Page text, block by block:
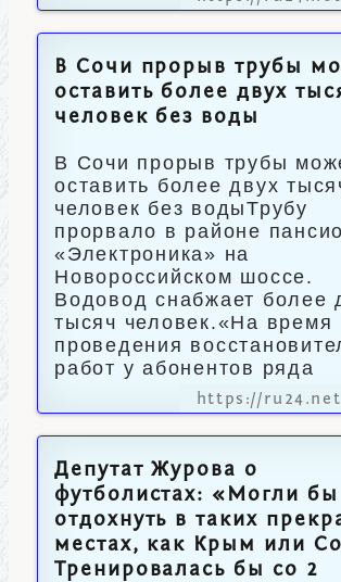
В Сочи прорыв трубы
оставить более двух
человек без воды
В Сочи прорыв трубы
оставить более двух
человек без водыТрубу
прорвало в районе
«Электроника» на
Новороссийском шоссе.
Водовод снабжает более
тысяч человек.«На время
проведения
работ у абонентов ряда
https://ru24.net
Депутат Журова о
футболистах: «Могли бы
отдохнуть в таких
местах, как Крым или
Тренировалась бы со 2